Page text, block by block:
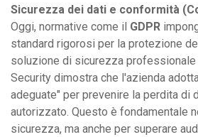
Sicurezza dei dati e conformità
Oggi, normative come il GDPR
standard rigorosi per la protezione
soluzione di sicurezza professionale
Security dimostra che l'azienda
adeguate" per prevenire la perdita di
autorizzato. Questo è fondamentale
sicurezza, ma anche per superare